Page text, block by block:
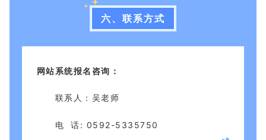
六、联系方式
网站系统报名咨询：
联系人：吴老师
电 话: 0592-5335750